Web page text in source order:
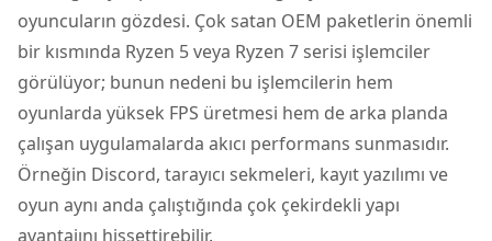
oyuncuların gözdesi. Çok satan OEM paketlerin önemli
bir kısmında Ryzen 5 veya Ryzen 7 serisi işlemciler
görülüyor; bunun nedeni bu işlemcilerin hem
oyunlarda yüksek FPS üretmesi hem de arka planda
çalışan uygulamalarda akıcı performans sunmasıdır.
Örneğin Discord, tarayıcı sekmeleri, kayıt yazılımı ve
oyun aynı anda çalıştığında çok çekirdekli yapı
avantajını hissettirebilir.